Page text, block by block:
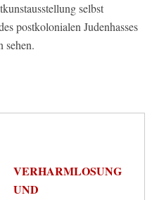
selbst
postkolonialen Judenhasses
sehen.
VERHARMLOSUNG
UND